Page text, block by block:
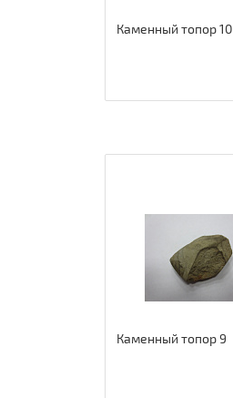
Каменный топор 10
Каменный топор 9